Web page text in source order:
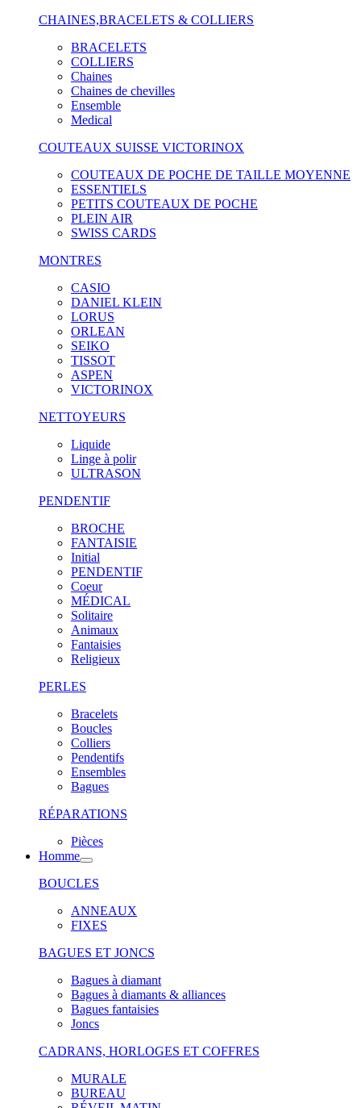
CHAINES,BRACELETS & COLLIERS
BRACELETS
COLLIERS
Chaines
Chaines de chevilles
Ensemble
Medical
COUTEAUX SUISSE VICTORINOX
COUTEAUX DE POCHE DE TAILLE MOYENNE
ESSENTIELS
PETITS COUTEAUX DE POCHE
PLEIN AIR
SWISS CARDS
MONTRES
CASIO
DANIEL KLEIN
LORUS
ORLEAN
SEIKO
TISSOT
ASPEN
VICTORINOX
NETTOYEURS
Liquide
Linge à polir
ULTRASON
PENDENTIF
BROCHE
FANTAISIE
Initial
PENDENTIF
Coeur
MÉDICAL
Solitaire
Animaux
Fantaisies
Religieux
PERLES
Bracelets
Boucles
Colliers
Pendentifs
Ensembles
Bagues
RÉPARATIONS
Pièces
Homme
BOUCLES
ANNEAUX
FIXES
BAGUES ET JONCS
Bagues à diamant
Bagues à diamants & alliances
Bagues fantaisies
Joncs
CADRANS, HORLOGES ET COFFRES
MURALE
BUREAU